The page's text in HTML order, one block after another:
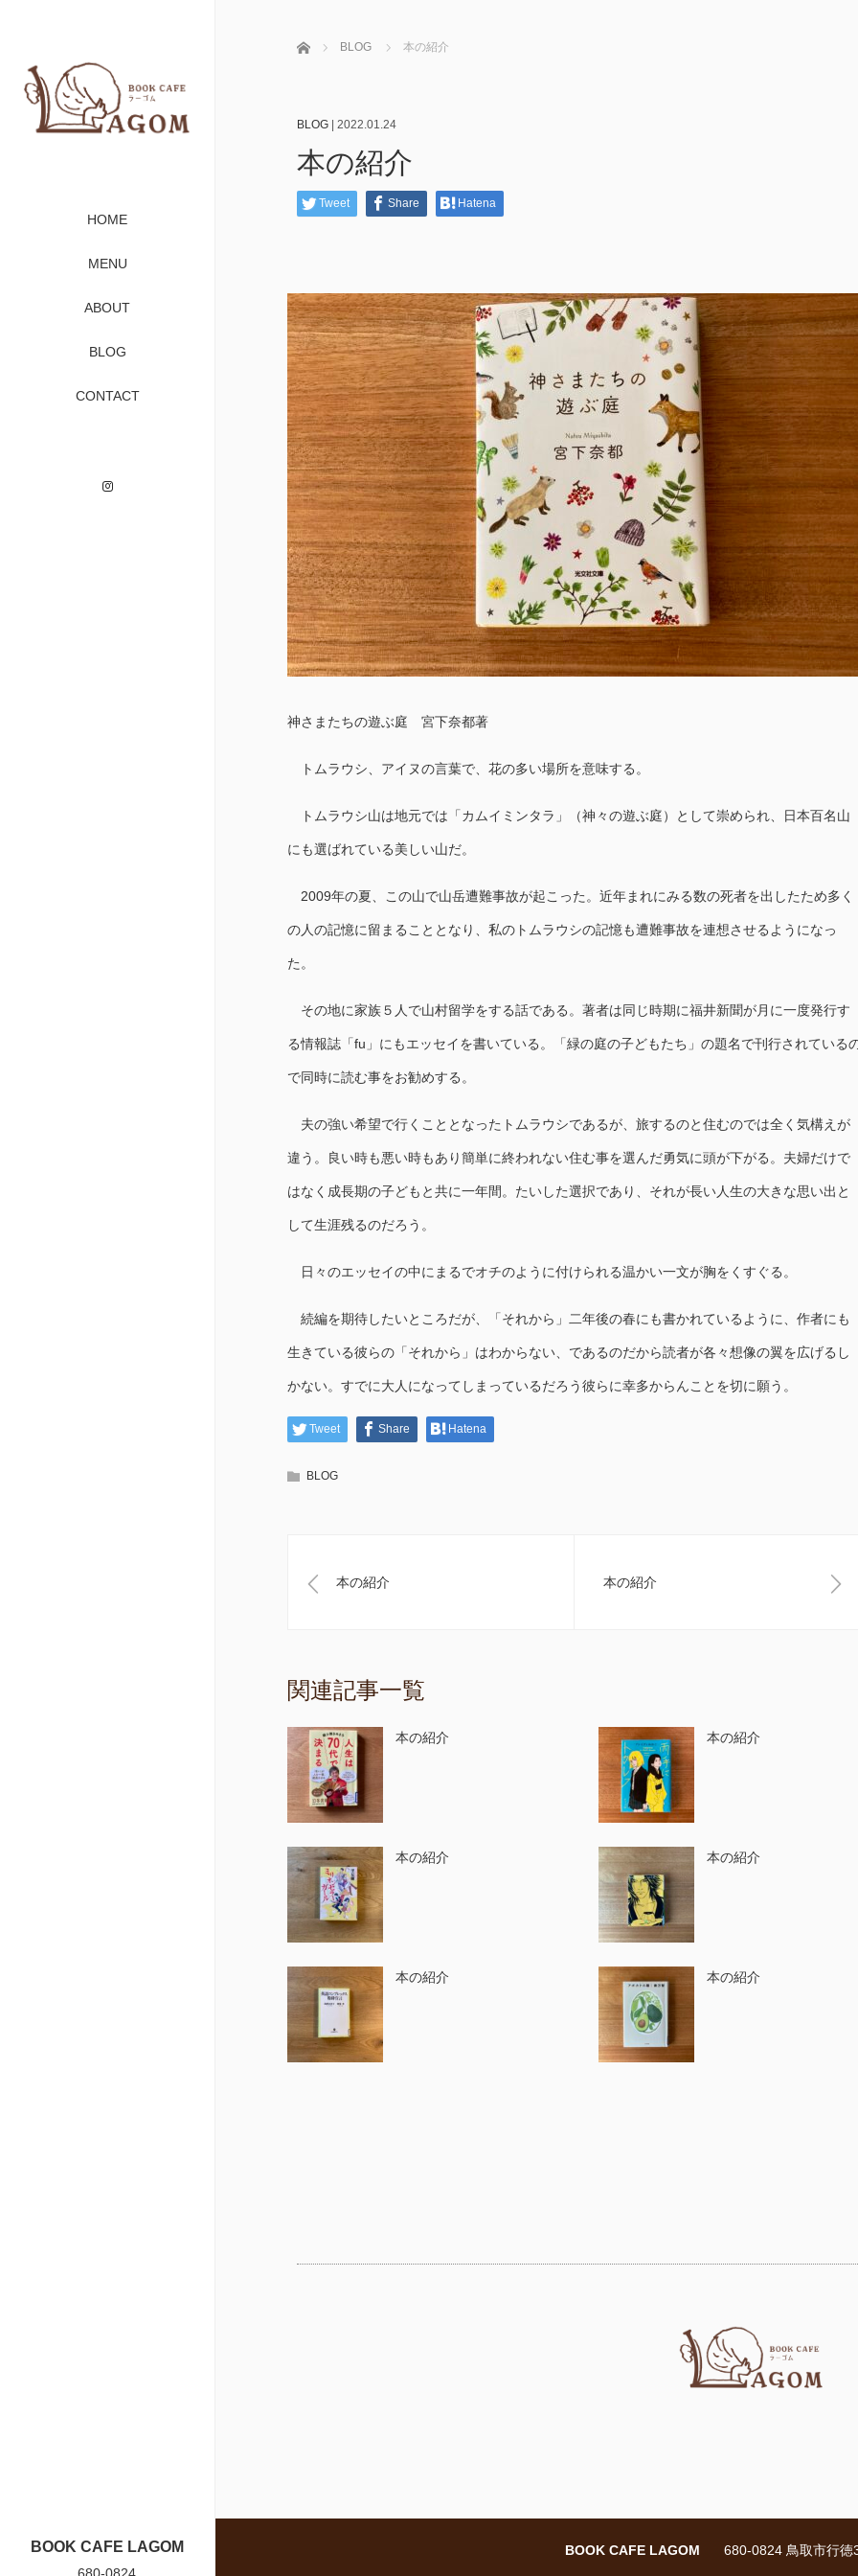
HOME
MENU
ABOUT
BLOG
CONTACT
BOOK CAFE LAGOM
ホーム BLOG 本の紹介
BLOG| 2022.01.24
本の紹介
Tweet Share Hatena
神さまたちの遊ぶ庭 宮下奈都著
トムラウシ、アイヌの言葉で、花の多い場所を意味する。
トムラウシ山は地元では「カムイミンタラ」（神々の遊ぶ庭）として崇められ、日本百名山
にも選ばれている美しい山だ。
2009年の夏、この山で山岳遭難事故が起こった。近年まれにみる数の死者を出したため多く
の人の記憶に留まることとなり、私のトムラウシの記憶も遭難事故を連想させるようになっ
た。
その地に家族５人で山村留学をする話である。著者は同じ時期に福井新聞が月に一度発行す
る情報誌「fu」にもエッセイを書いている。「緑の庭の子どもたち」の題名で刊行されている
で同時に読む事をお勧めする。
夫の強い希望で行くこととなったトムラウシであるが、旅するのと住むのでは全く気構えが
違う。良い時も悪い時もあり簡単に終われない住む事を選んだ勇気に頭が下がる。夫婦だけで
はなく成長期の子どもと共に一年間。たいした選択であり、それが長い人生の大きな思い出と
して生涯残るのだろう。
日々のエッセイの中にまるでオチのように付けられる温かい一文が胸をくすぐる。
続編を期待したいところだが、「それから」二年後の春にも書かれているように、作者にも
生きている彼らの「それから」はわからない、であるのだから読者が各々想像の翼を広げるし
かない。すでに大人になってしまっているだろう彼らに幸多からんことを切に願う。
Tweet Share Hatena
BLOG
本の紹介 本の紹介
関連記事一覧
本の紹介 本の紹介
本の紹介 本の紹介
本の紹介 本の紹介
BOOK CAFE LAGOM 680-0824 鳥取市行徳